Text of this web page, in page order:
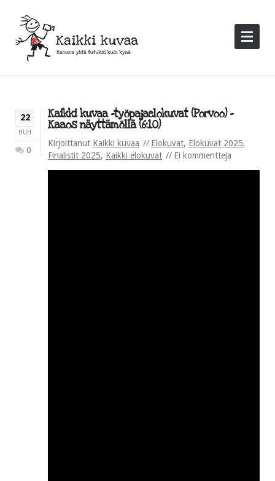
22
HUH
0
Kaikki kuvaa -työpajaelokuvat (Porvoo) –
Kaaos näyttämöllä (6:10)
Kirjoittanut Kaikki kuvaa Elokuvat, Elokuvat 2025,
Finalistit 2025, Kaikki elokuvat Ei kommentteja